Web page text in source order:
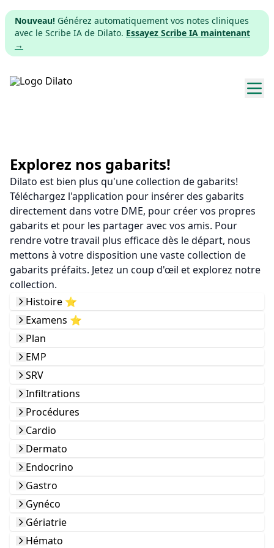
Nouveau! Générez automatiquement vos notes cliniques
avec le Scribe IA de Dilato. Essayez Scribe IA maintenant
→
Tarifs
Télécharger
App web
S'inscrire
Explorez nos gabarits!
Dilato est bien plus qu'une collection de gabarits!
Téléchargez l'application pour insérer des gabarits
directement dans votre DME, pour créer vos propres
gabarits et pour les partager avec vos amis. Pour
rendre votre travail plus efficace dès le départ, nous
mettons à votre disposition une vaste collection de
gabarits préfaits. Jetez un coup d'œil et explorez notre
collection.
Histoire ⭐️
Examens ⭐️
Plan
EMP
SRV
Infiltrations
Procédures
Cardio
Dermato
Endocrino
Gastro
Gynéco
Gériatrie
Hémato